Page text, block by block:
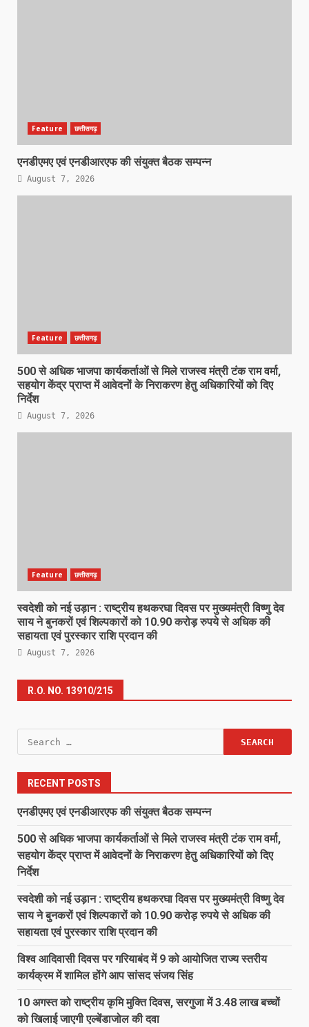
Feature छत्तीसगढ़
एनडीएमए एवं एनडीआरएफ की संयुक्त बैठक सम्पन्न
August 7, 2026
Feature छत्तीसगढ़
500 से अधिक भाजपा कार्यकर्ताओं से मिले राजस्व मंत्री टंक राम वर्मा,
सहयोग केंद्र प्राप्त में आवेदनों के निराकरण हेतु अधिकारियों को दिए
निर्देश
August 7, 2026
Feature छत्तीसगढ़
स्वदेशी को नई उड़ान : राष्ट्रीय हथकरघा दिवस पर मुख्यमंत्री विष्णु देव
साय ने बुनकरों एवं शिल्पकारों को 10.90 करोड़ रुपये से अधिक की
सहायता एवं पुरस्कार राशि प्रदान की
August 7, 2026
R.O. NO. 13910/215
Search
for:
RECENT POSTS
एनडीएमए एवं एनडीआरएफ की संयुक्त बैठक सम्पन्न
500 से अधिक भाजपा कार्यकर्ताओं से मिले राजस्व मंत्री टंक राम वर्मा,
सहयोग केंद्र प्राप्त में आवेदनों के निराकरण हेतु अधिकारियों को दिए
निर्देश
स्वदेशी को नई उड़ान : राष्ट्रीय हथकरघा दिवस पर मुख्यमंत्री विष्णु देव
साय ने बुनकरों एवं शिल्पकारों को 10.90 करोड़ रुपये से अधिक की
सहायता एवं पुरस्कार राशि प्रदान की
विश्व आदिवासी दिवस पर गरियाबंद में 9 को आयोजित राज्य स्तरीय
कार्यक्रम में शामिल होंगे आप सांसद संजय सिंह
10 अगस्त को राष्ट्रीय कृमि मुक्ति दिवस, सरगुजा में 3.48 लाख बच्चों
को खिलाई जाएगी एल्बेंडाजोल की दवा